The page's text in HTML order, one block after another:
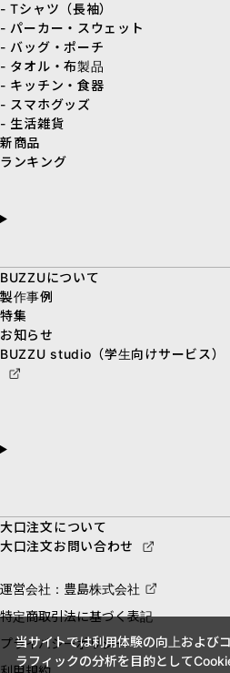
- Tシャツ（長袖）
- パーカー・スウェット
- バッグ・ポーチ
- タオル・布製品
- キッチン・食器
- スマホグッズ
- 生活雑貨
新商品
ランキング
BUZZUについて
製作事例
特集
お知らせ
BUZZU studio（学生向けサービス）
大口注文について
大口注文お問い合わせ
運営会社：豊島株式会社
特定商取引法に基づく表記
プライバシーポリシー
当サイトでは利用体験の向上および
ラフィックの分析を目的として